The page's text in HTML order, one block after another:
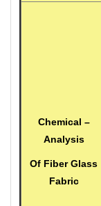
Chemical –
Analysis
Of Fiber Glass
Fabric